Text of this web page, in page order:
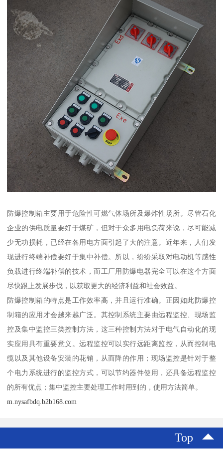
防爆控制箱主要用于危险性可燃气体场所及爆炸性场所。尽管石化
企业的供电质量要好于煤矿，但对于众多用电负荷来说，尽可能减
少无功损耗，已经在各用电方面引起了大的注意。近年来，人们发
现进行终端补偿要好于集中补偿。所以，纷纷采取对电动机等感性
负载进行终端补偿的技术，而工厂用防爆电器完全可以在这个方面
尽快跟上发展步伐，以获取更大的经济利益和社会效益。
防爆控制箱的特点是工作效率高，并且运行准确。正因如此防爆控
制箱的应用才会越来越广泛。其控制系统主要由远程监控、现场监
控及集中监控三类控制方法，这三种控制方法对于电气自动化的现
实应用具有重要意义。远程监控可以实行远距离监控，从而控制电
缆以及其他设备安装的花销，从而降的作用；现场监控是针对于整
个电力系统进行的监控方式，可以节约器件使用，还具备远程监控
的所有优点；集中监控主要处理工作时用到的，使用方法简单。
m.nysafbdq.b2b168.com
Top